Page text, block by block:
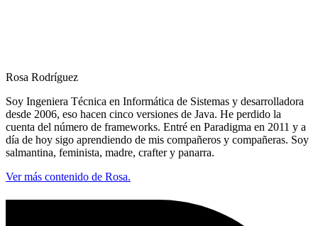
Rosa Rodríguez
Soy Ingeniera Técnica en Informática de Sistemas y desarrolladora
desde 2006, eso hacen cinco versiones de Java. He perdido la
cuenta del número de frameworks. Entré en Paradigma en 2011 y a
día de hoy sigo aprendiendo de mis compañeros y compañeras. Soy
salmantina, feminista, madre, crafter y panarra.
Ver más contenido de Rosa.